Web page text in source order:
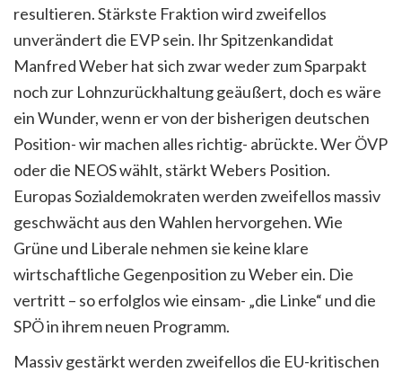
resultieren. Stärkste Fraktion wird zweifellos
unverändert die EVP sein. Ihr Spitzenkandidat
Manfred Weber hat sich zwar weder zum Sparpakt
noch zur Lohnzurückhaltung geäußert, doch es wäre
ein Wunder, wenn er von der bisherigen deutschen
Position- wir machen alles richtig- abrückte. Wer ÖVP
oder die NEOS wählt, stärkt Webers Position.
Europas Sozialdemokraten werden zweifellos massiv
geschwächt aus den Wahlen hervorgehen. Wie
Grüne und Liberale nehmen sie keine klare
wirtschaftliche Gegenposition zu Weber ein. Die
vertritt – so erfolglos wie einsam- „die Linke“ und die
SPÖ in ihrem neuen Programm.
Massiv gestärkt werden zweifellos die EU-kritischen